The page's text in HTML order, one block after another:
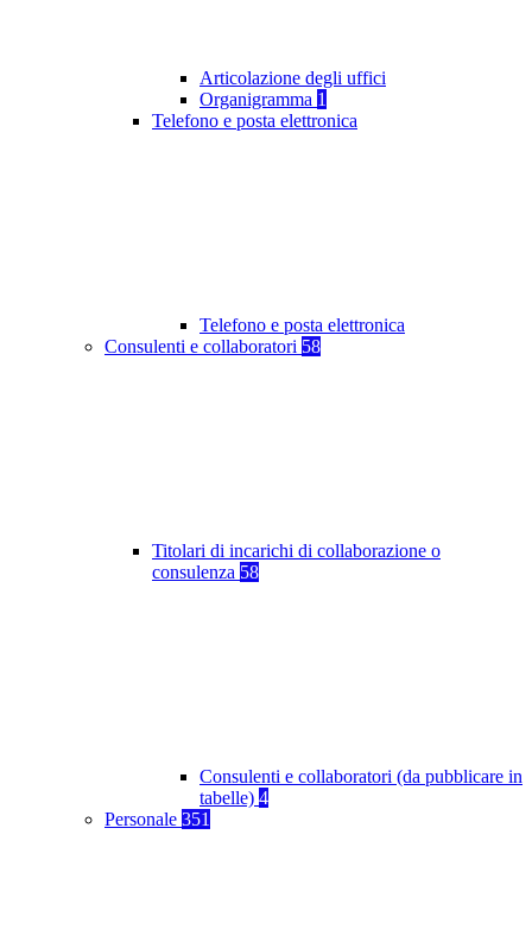
Articolazione degli uffici
Organigramma 1
Telefono e posta elettronica
Telefono e posta elettronica
Consulenti e collaboratori 58
Titolari di incarichi di collaborazione o
consulenza 58
Consulenti e collaboratori (da pubblicare in
tabelle) 4
Personale 351